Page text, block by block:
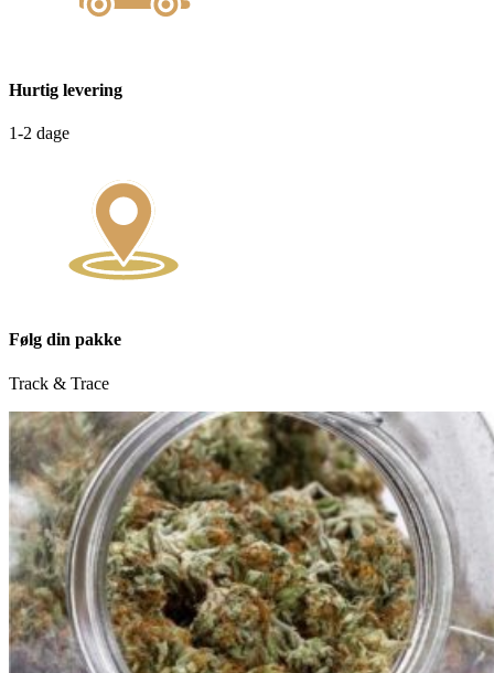
Hurtig levering
1-2 dage
Følg din pakke
Track & Trace